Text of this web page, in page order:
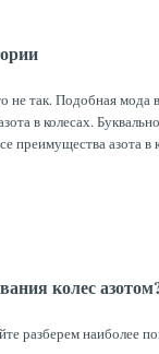
так. Подобная
в колесах.
азота в
колес
разберем наиболее